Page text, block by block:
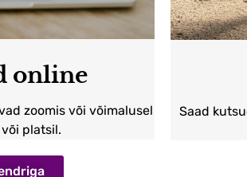
online
zoomis või võimalusel
platsil.
Saad